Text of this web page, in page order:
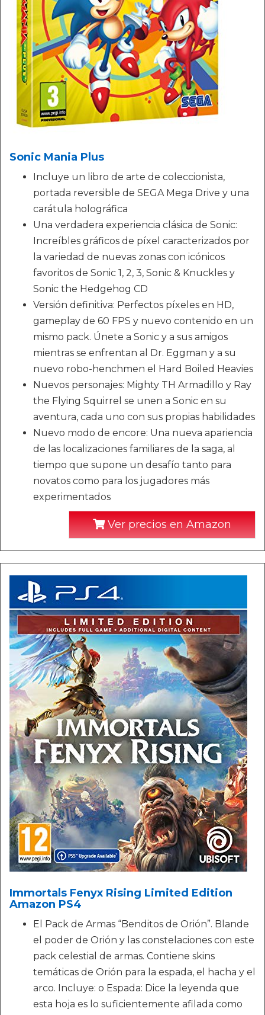
Sonic Mania Plus
Incluye un libro de arte de coleccionista,
portada reversible de SEGA Mega Drive y una
carátula holográfica
Una verdadera experiencia clásica de Sonic:
Increíbles gráficos de píxel caracterizados por
la variedad de nuevas zonas con icónicos
favoritos de Sonic 1, 2, 3, Sonic & Knuckles y
Sonic the Hedgehog CD
Versión definitiva: Perfectos píxeles en HD,
gameplay de 60 FPS y nuevo contenido en un
mismo pack. Únete a Sonic y a sus amigos
mientras se enfrentan al Dr. Eggman y a su
nuevo robo-henchmen el Hard Boiled Heavies
Nuevos personajes: Mighty TH Armadillo y Ray
the Flying Squirrel se unen a Sonic en su
aventura, cada uno con sus propias habilidades
Nuevo modo de encore: Una nueva apariencia
de las localizaciones familiares de la saga, al
tiempo que supone un desafío tanto para
novatos como para los jugadores más
experimentados
Ver precios en Amazon
Immortals Fenyx Rising Limited Edition
Amazon PS4
El Pack de Armas “Benditos de Orión”. Blande
el poder de Orión y las constelaciones con este
pack celestial de armas. Contiene skins
temáticas de Orión para la espada, el hacha y el
arco. Incluye: o Espada: Dice la leyenda que
esta hoja es lo suficientemente afilada como